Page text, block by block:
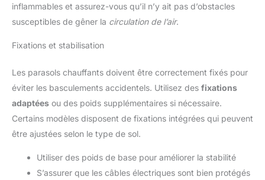
inflammables et assurez-vous qu’il n’y ait pas d’obstacles
susceptibles de gêner la circulation de l’air.
Fixations et stabilisation
Les parasols chauffants doivent être correctement fixés pour
éviter les basculements accidentels. Utilisez des fixations
adaptées ou des poids supplémentaires si nécessaire.
Certains modèles disposent de fixations intégrées qui peuvent
être ajustées selon le type de sol.
Utiliser des poids de base pour améliorer la stabilité
S’assurer que les câbles électriques sont bien protégés